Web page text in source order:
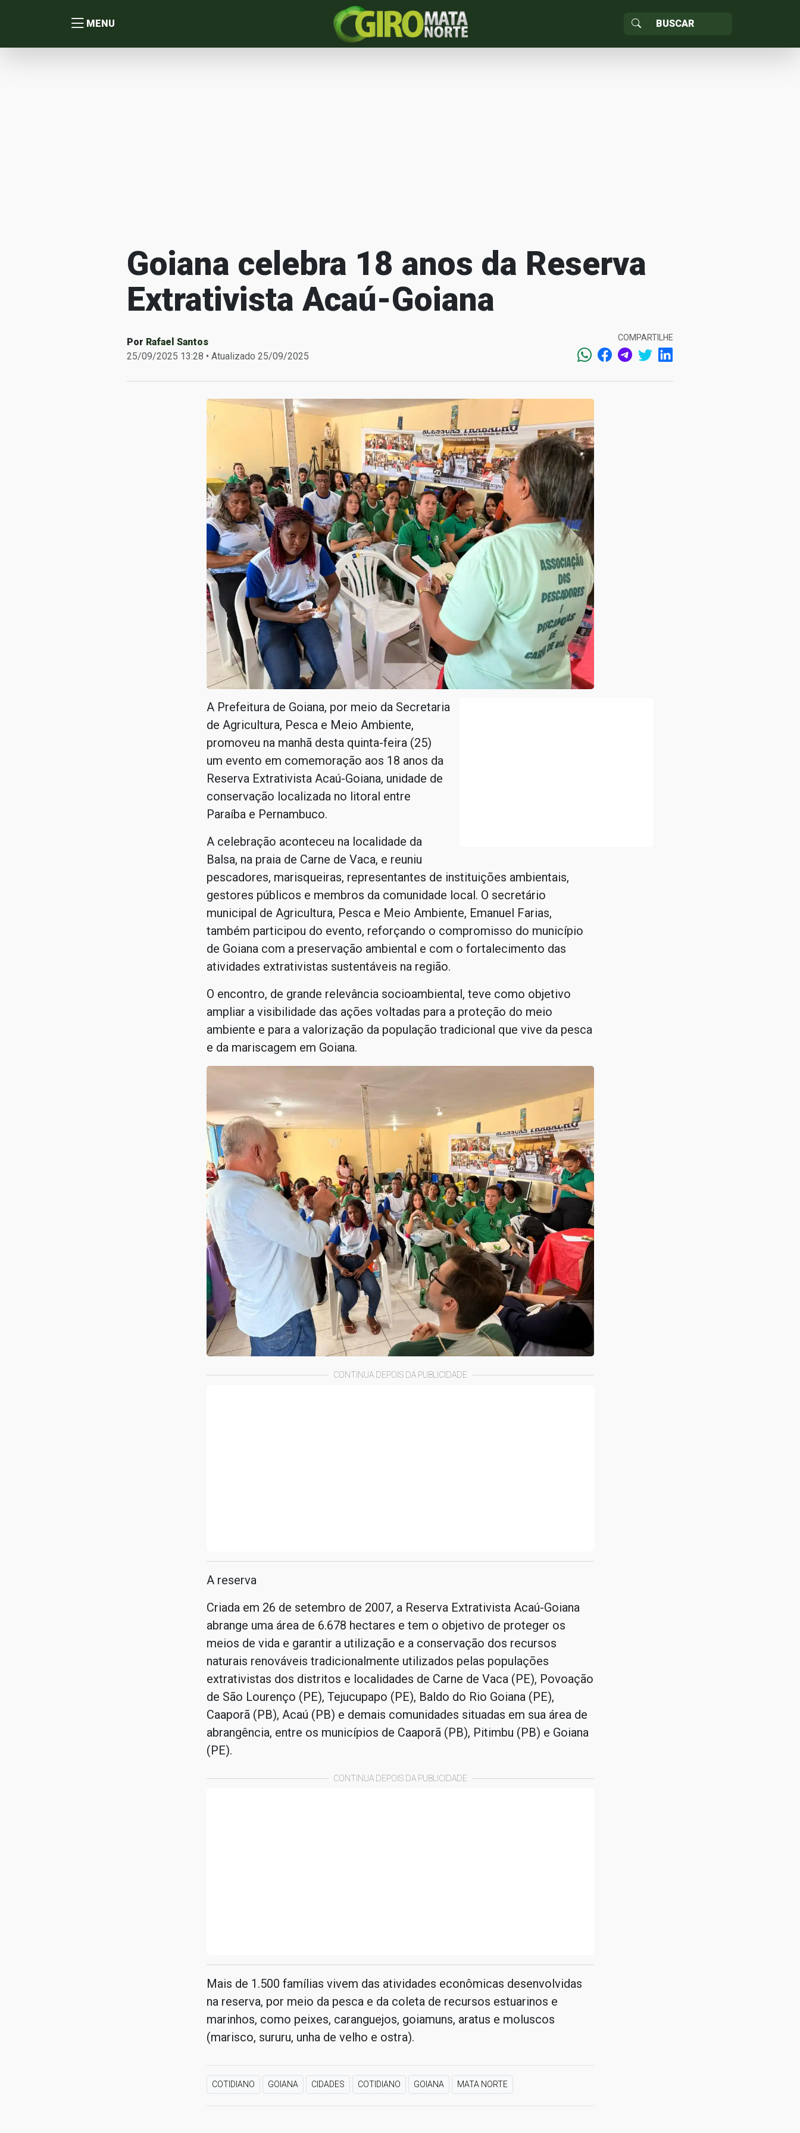
MENU
Goiana celebra 18 anos da Reserva
Extrativista Acaú-Goiana
Por Rafael Santos
25/09/2025 13:28 • Atualizado 25/09/2025
COMPARTILHE
A Prefeitura de Goiana, por meio da Secretaria
de Agricultura, Pesca e Meio Ambiente,
promoveu na manhã desta quinta-feira (25)
um evento em comemoração aos 18 anos da
Reserva Extrativista Acaú-Goiana, unidade de
conservação localizada no litoral entre
Paraíba e Pernambuco.
A celebração aconteceu na localidade da
Balsa, na praia de Carne de Vaca, e reuniu
pescadores, marisqueiras, representantes de instituições ambientais,
gestores públicos e membros da comunidade local. O secretário
municipal de Agricultura, Pesca e Meio Ambiente, Emanuel Farias,
também participou do evento, reforçando o compromisso do município
de Goiana com a preservação ambiental e com o fortalecimento das
atividades extrativistas sustentáveis na região.
O encontro, de grande relevância socioambiental, teve como objetivo
ampliar a visibilidade das ações voltadas para a proteção do meio
ambiente e para a valorização da população tradicional que vive da pesca
e da mariscagem em Goiana.
CONTINUA DEPOIS DA PUBLICIDADE
A reserva
Criada em 26 de setembro de 2007, a Reserva Extrativista Acaú-Goiana
abrange uma área de 6.678 hectares e tem o objetivo de proteger os
meios de vida e garantir a utilização e a conservação dos recursos
naturais renováveis tradicionalmente utilizados pelas populações
extrativistas dos distritos e localidades de Carne de Vaca (PE), Povoação
de São Lourenço (PE), Tejucupapo (PE), Baldo do Rio Goiana (PE),
Caaporã (PB), Acaú (PB) e demais comunidades situadas em sua área de
abrangência, entre os municípios de Caaporã (PB), Pitimbu (PB) e Goiana
(PE).
CONTINUA DEPOIS DA PUBLICIDADE
Mais de 1.500 famílias vivem das atividades econômicas desenvolvidas
na reserva, por meio da pesca e da coleta de recursos estuarinos e
marinhos, como peixes, caranguejos, goiamuns, aratus e moluscos
(marisco, sururu, unha de velho e ostra).
COTIDIANO GOIANA CIDADES COTIDIANO GOIANA MATA NORTE